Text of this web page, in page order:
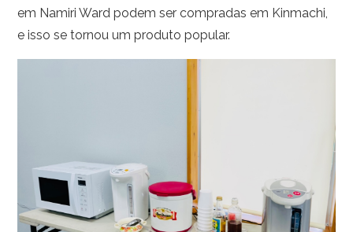
em Namiri Ward podem ser compradas em Kinmachi,
e isso se tornou um produto popular.